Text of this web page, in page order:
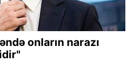
onların narazı